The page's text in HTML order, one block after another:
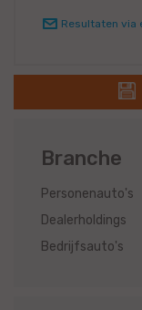
Resultaten via
Branche
Personenauto's
Dealerholdings
Bedrijfsauto's